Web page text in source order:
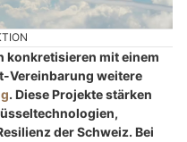
konkretisieren mit einem
Vereinbarung weitere
. Diese Projekte stärken
der Schweiz. Bei